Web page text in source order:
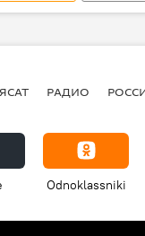
РАДИО
Odnoklassniki